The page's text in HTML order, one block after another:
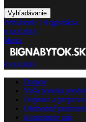
Vyhľadávanie
Prihlásenie / Registrácia
0 ks 0,00 €
Menu
0 ks 0,00 €
Domov
Naša ponuka
Doprava a
Obchodné
Kontaktujte nás